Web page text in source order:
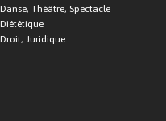
Danse, Théâtre, Spectacle
Diététique
Droit, Juridique